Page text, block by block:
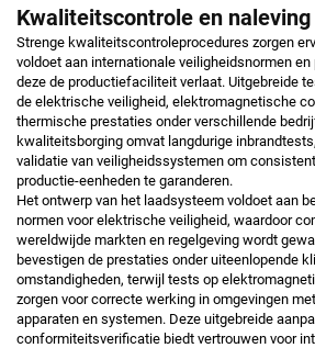
Kwaliteitscontrole en naleving
Strenge kwaliteitscontroleprocedures zorgen
voldoet aan internationale veiligheidsnormen
deze de productiefaciliteit verlaat. Uitgebreide
de elektrische veiligheid, elektromagnetische
thermische prestaties onder verschillende
kwaliteitsborging omvat langdurige
validatie van veiligheidssystemen om
productie-eenheden te garanderen.
Het ontwerp van het laadsysteem voldoet aan
normen voor elektrische veiligheid, waardoor
wereldwijde markten en regelgeving wordt
bevestigen de prestaties onder uiteenlopende
omstandigheden, terwijl tests op
zorgen voor correcte werking in omgevingen
apparaten en systemen. Deze uitgebreide
conformiteitsverificatie biedt vertrouwen voor